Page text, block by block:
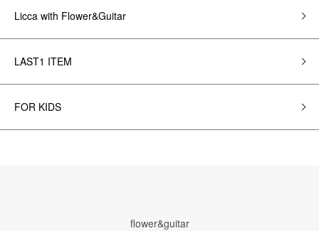
Licca with Flower&Guitar
LAST1 ITEM
FOR KIDS
flower&guitar